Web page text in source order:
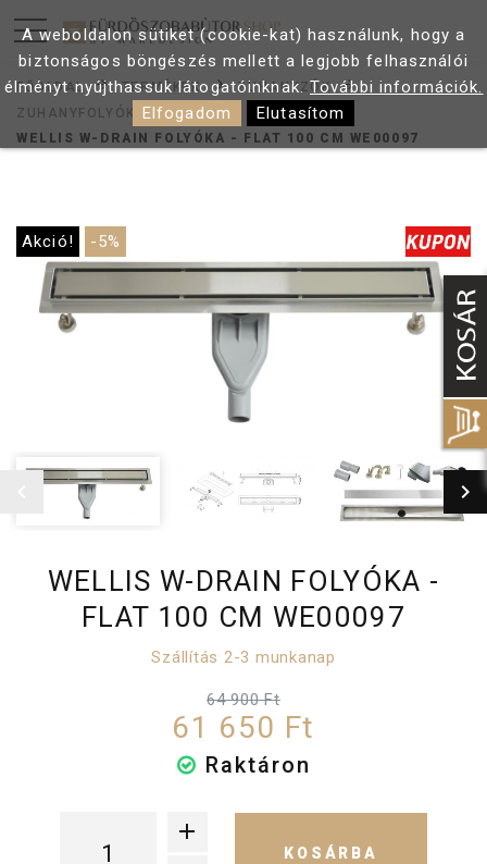
FŐOLDAL TERMÉKEK
ZUHANYZÓK
ZUHANYFOLYÓKÁK
WELLIS W-DRAIN FOLYÓKA - FLAT 100 CM WE00097
Akció! -5%
WELLIS W-DRAIN FOLYÓKA -
FLAT 100 CM WE00097
Szállítás 2-3 munkanap
64 900 Ft
61 650 Ft
Raktáron
KOSÁRBA
A weboldalon sütiket (cookie-kat) használunk, hogy a
biztonságos böngészés mellett a legjobb felhasználói
élményt nyújthassuk látogatóinknak.További információk.
Elfogadom
Elutasítom